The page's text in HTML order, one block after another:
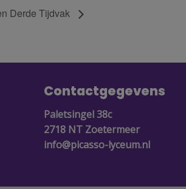
Derde Tijdvak
Contactgegevens
Paletsingel 38c
2718 NT Zoetermeer
info@picasso-lyceum.nl